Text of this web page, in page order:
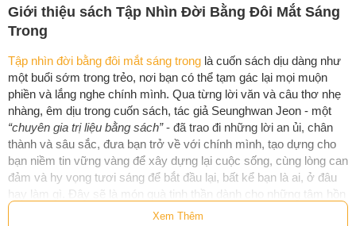
Giới thiệu sách Tập Nhìn Đời Bằng Đôi Mắt Sáng
Trong
Tập nhìn đời bằng đôi mắt sáng trong là cuốn sách dịu dàng như
một buổi sớm trong trẻo, nơi bạn có thể tạm gác lại mọi muộn
phiền và lắng nghe chính mình. Qua từng lời văn và câu thơ nhẹ
nhàng, êm dịu trong cuốn sách, tác giả Seunghwan Jeon - một
“chuyên gia trị liệu bằng sách”- đã trao đi những lời an ủi, chân
thành và sâu sắc, đưa bạn trở về với chính mình, tạo dựng cho
bạn niềm tin vững vàng để xây dựng lại cuộc sống, cùng lòng can
đảm và hy vọng tươi sáng để bắt đầu lại, bất kể bạn là ai, ở đâu
hay làm gì. Đây sẽ là món quà tinh thần dành cho những tâm hồn
đang tổn thương, giúp bạn học cách nhìn cuộc đời bằng đôi mắt
Xem Thêm